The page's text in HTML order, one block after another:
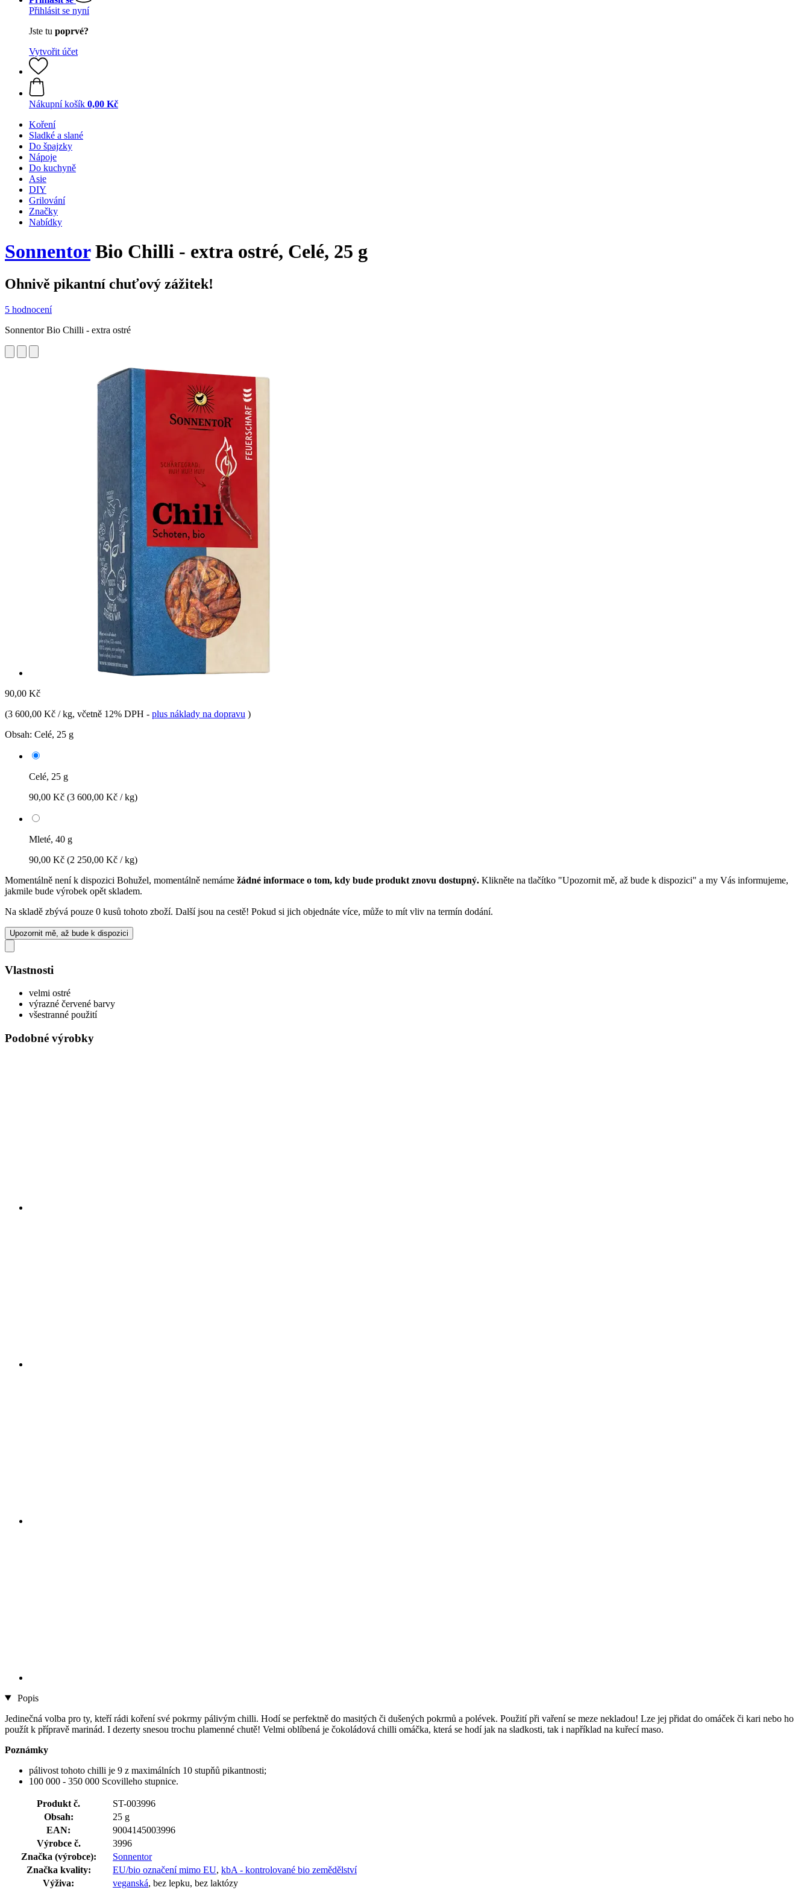
Přihlásit se nyní
Jste tu poprvé?
Vytvořit účet
Nákupní košík 0,00 Kč
Koření
Sladké a slané
Do špajzky
Nápoje
Do kuchyně
Asie
DIY
Grilování
Značky
Nabídky
SonnentorBio Chilli - extra ostré, Celé, 25 g
Ohnivě pikantní chuťový zážitek!
5 hodnocení
Sonnentor Bio Chilli - extra ostré
90,00 Kč
(3 600,00 Kč / kg, včetně 12% DPH - plus náklady na dopravu )
Obsah: Celé, 25 g
Celé, 25 g
90,00 Kč (3 600,00 Kč / kg)
Mleté, 40 g
90,00 Kč (2 250,00 Kč / kg)
Momentálně není k dispozici Bohužel, momentálně nemáme žádné informace o tom, kdy bude produkt znovu dostupný. Klikněte na tlačítko "Upozornit mě, až bude k dispozici" a my Vás informujeme,
jakmile bude výrobek opět skladem.
Na skladě zbývá pouze 0 kusů tohoto zboží. Další jsou na cestě! Pokud si jich objednáte více, může to mít vliv na termín dodání.
Upozornit mě, až bude k dispozici
Vlastnosti
velmi ostré
výrazné červené barvy
všestranné použití
Podobné výrobky
Popis
Jedinečná volba pro ty, kteří rádi koření své pokrmy pálivým chilli. Hodí se perfektně do masitých či dušených pokrmů a polévek. Použití při vaření se meze nekladou! Lze jej přidat do omáček či kari nebo ho
použít k přípravě marinád. I dezerty snesou trochu plamenné chutě! Velmi oblíbená je čokoládová chilli omáčka, která se hodí jak na sladkosti, tak i například na kuřecí maso.
Poznámky
pálivost tohoto chilli je 9 z maximálních 10 stupňů pikantnosti;
100 000 - 350 000 Scovilleho stupnice.
Produkt č.
ST-003996
Obsah:
25 g
EAN:
9004145003996
Výrobce č.
3996
Značka (výrobce):
Sonnentor
Značka kvality:
EU/bio označení mimo EU, kbA - kontrolované bio zemědělství
Výživa:
veganská, bez lepku, bez laktózy